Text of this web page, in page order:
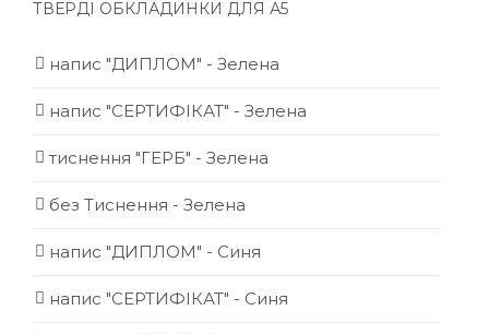
ТВЕРДІ ОБКЛАДИНКИ ДЛЯ А5
напис "ДИПЛОМ" - Зелена
напис "СЕРТИФІКАТ" - Зелена
тиснення "ГЕРБ" - Зелена
без Тиснення - Зелена
напис "ДИПЛОМ" - Синя
напис "СЕРТИФІКАТ" - Синя